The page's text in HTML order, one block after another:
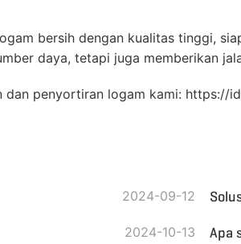
bersih dengan kualitas tinggi,
daya, tetapi juga memberikan
dan penyortiran logam kami:
2024-09-12
2024-10-13 Apa